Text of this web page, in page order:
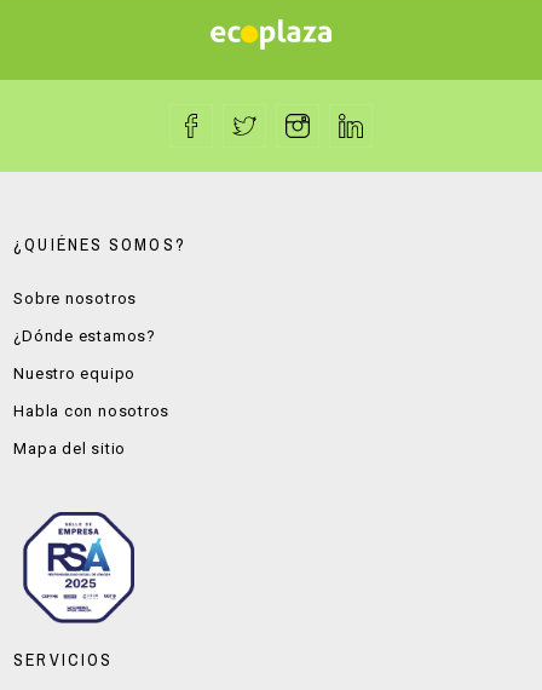
¿QUIÉNES SOMOS?
Sobre nosotros
¿Dónde estamos?
Nuestro equipo
Habla con nosotros
Mapa del sitio
SERVICIOS